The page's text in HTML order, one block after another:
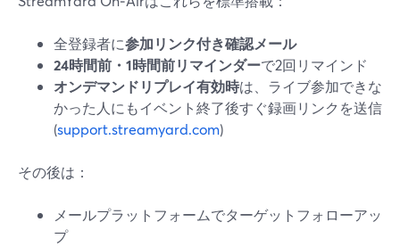
全登録者に参加リンク付き確認メール
24時間前・1時間前リマインダーで2回リマインド
オンデマンドリプレイ有効時は、ライブ参加できな
かった人にもイベント終了後すぐ録画リンクを送信
(support.streamyard.com)
その後は：
メールプラットフォームでターゲットフォローアッ
プ